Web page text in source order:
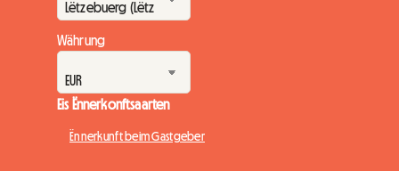
Währung
Eis Ënnerkonftsaarten
Ënnerkunft beim Gastgeber